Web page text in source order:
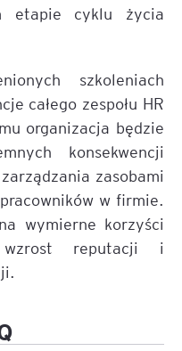
etapie cyklu życia
szkoleniach
całego zespołu HR
organizacja będzie
konsekwencji
zasobami
w firmie.
wymierne korzyści
reputacji i